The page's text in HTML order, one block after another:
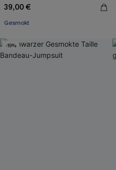
39,00 €
Mit Gratis-Maßband
Gesmokt
-19%